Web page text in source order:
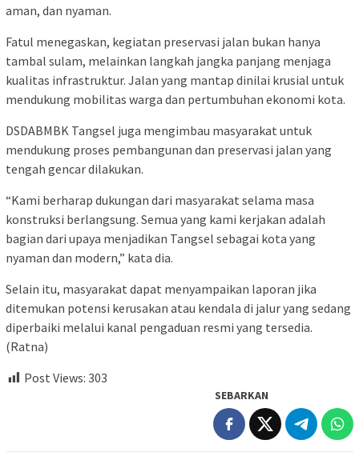
aman, dan nyaman.
Fatul menegaskan, kegiatan preservasi jalan bukan hanya
tambal sulam, melainkan langkah jangka panjang menjaga
kualitas infrastruktur. Jalan yang mantap dinilai krusial untuk
mendukung mobilitas warga dan pertumbuhan ekonomi kota.
DSDABMBK Tangsel juga mengimbau masyarakat untuk
mendukung proses pembangunan dan preservasi jalan yang
tengah gencar dilakukan.
“Kami berharap dukungan dari masyarakat selama masa
konstruksi berlangsung. Semua yang kami kerjakan adalah
bagian dari upaya menjadikan Tangsel sebagai kota yang
nyaman dan modern,” kata dia.
Selain itu, masyarakat dapat menyampaikan laporan jika
ditemukan potensi kerusakan atau kendala di jalur yang sedang
diperbaiki melalui kanal pengaduan resmi yang tersedia.
(Ratna)
Post Views: 303
SEBARKAN